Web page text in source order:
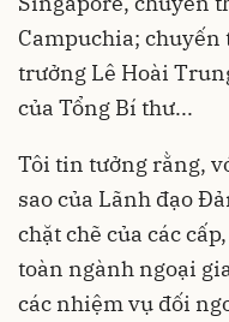
Campuchia; chuyến
trưởng Lê Hoài
của Tổng Bí thư...
Tôi tin tưởng rằng,
sao của Lãnh đạo
chặt chẽ của các
toàn ngành ngoại
các nhiệm vụ đối